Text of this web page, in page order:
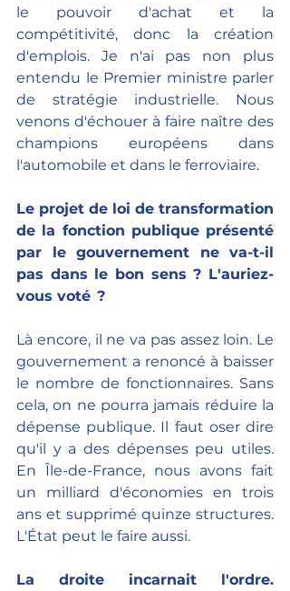
le pouvoir d'achat et la
compétitivité, donc la création
d'emplois. Je n'ai pas non plus
entendu le Premier ministre parler
de stratégie industrielle. Nous
venons d'échouer à faire naître des
champions européens dans
l'automobile et dans le ferroviaire.
Le projet de loi de transformation
de la fonction publique présenté
par le gouvernement ne va-t-il
pas dans le bon sens ? L'auriez-
vous voté  ?
Là encore, il ne va pas assez loin. Le
gouvernement a renoncé à baisser
le nombre de fonctionnaires. Sans
cela, on ne pourra jamais réduire la
dépense publique. Il faut oser dire
qu'il y a des dépenses peu utiles.
En Île-de-France, nous avons fait
un milliard d'économies en trois
ans et supprimé quinze structures.
L'État peut le faire aussi.
La droite incarnait l'ordre.